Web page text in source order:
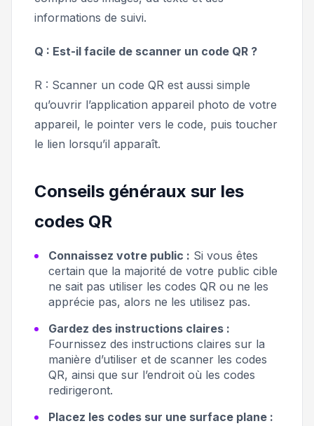
informations de suivi.
Q : Est-il facile de scanner un code QR ?
R : Scanner un code QR est aussi simple
qu’ouvrir l’application appareil photo de votre
appareil, le pointer vers le code, puis toucher
le lien lorsqu’il apparaît.
Conseils généraux sur les
codes QR
Connaissez votre public : Si vous êtes
certain que la majorité de votre public cible
ne sait pas utiliser les codes QR ou ne les
apprécie pas, alors ne les utilisez pas.
Gardez des instructions claires :
Fournissez des instructions claires sur la
manière d’utiliser et de scanner les codes
QR, ainsi que sur l’endroit où les codes
redirigeront.
Placez les codes sur une surface plane :